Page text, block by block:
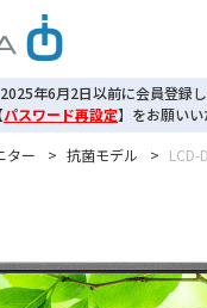
2025年6月2日以前に会員登録
【パスワード再設定】 をお願い
ター > 抗菌モデル > LCD-